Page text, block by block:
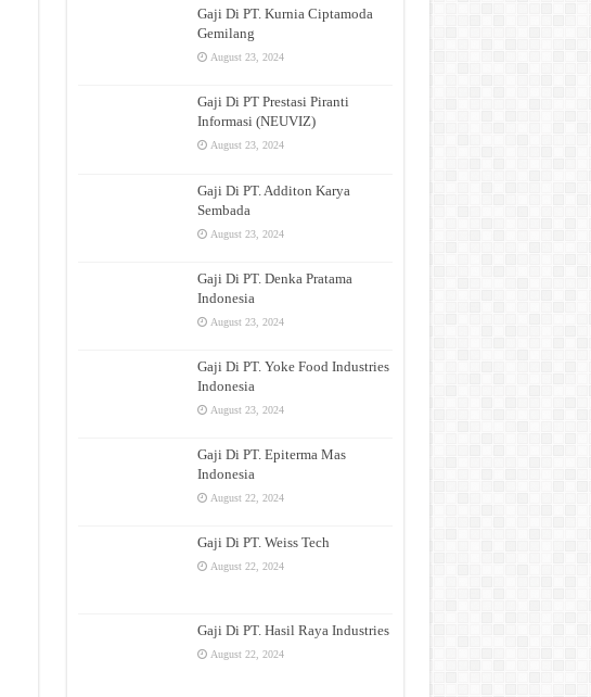
Gaji Di PT. Kurnia Ciptamoda
Gemilang
August 23, 2024
Gaji Di PT Prestasi Piranti
Informasi (NEUVIZ)
August 23, 2024
Gaji Di PT. Additon Karya
Sembada
August 23, 2024
Gaji Di PT. Denka Pratama
Indonesia
August 23, 2024
Gaji Di PT. Yoke Food Industries
Indonesia
August 23, 2024
Gaji Di PT. Epiterma Mas
Indonesia
August 22, 2024
Gaji Di PT. Weiss Tech
August 22, 2024
Gaji Di PT. Hasil Raya Industries
August 22, 2024